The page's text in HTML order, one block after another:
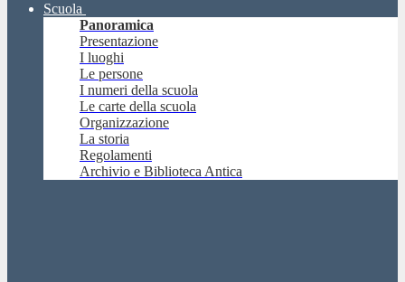
Scuola
Panoramica
Presentazione
I luoghi
Le persone
I numeri della scuola
Le carte della scuola
Organizzazione
La storia
Regolamenti
Archivio e Biblioteca Antica